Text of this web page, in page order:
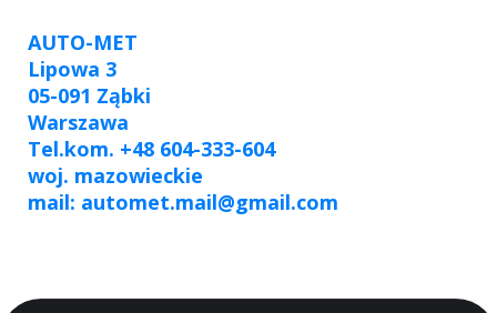
AUTO-MET
Lipowa 3
05-091 Ząbki
Warszawa
Tel.kom. +48 604-333-604
woj. mazowieckie
mail: automet.mail@gmail.com